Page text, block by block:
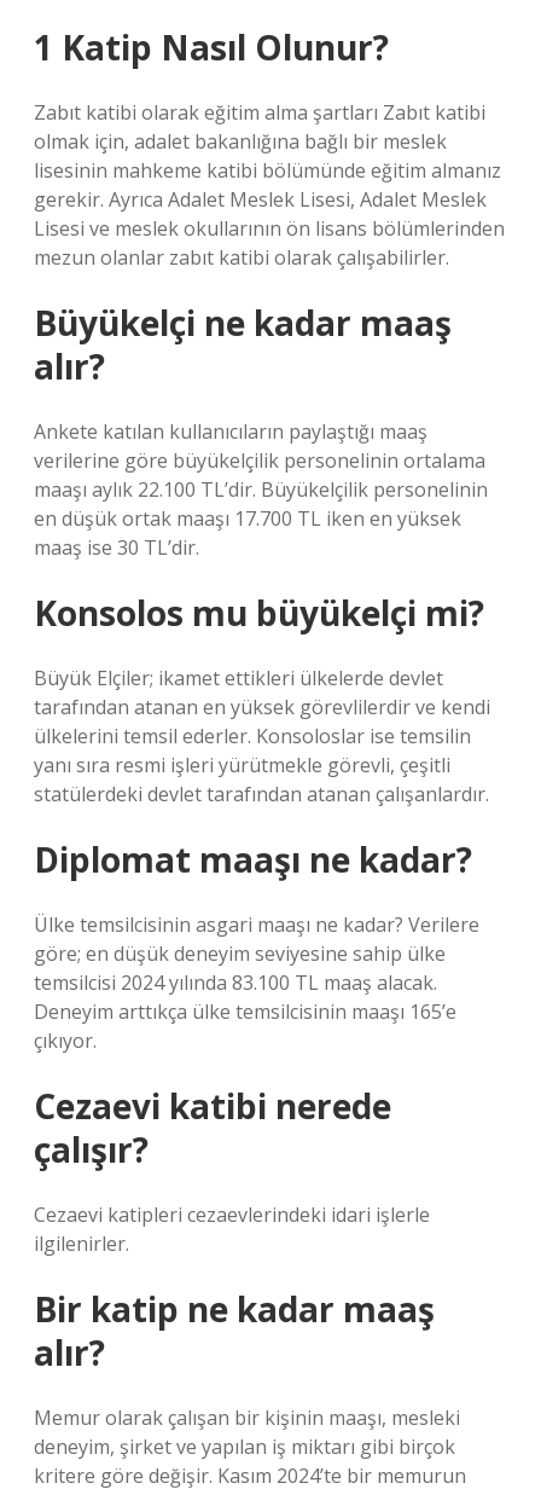
1 Katip Nasıl Olunur?
Zabıt katibi olarak eğitim alma şartları Zabıt katibi
olmak için, adalet bakanlığına bağlı bir meslek
lisesinin mahkeme katibi bölümünde eğitim almanız
gerekir. Ayrıca Adalet Meslek Lisesi, Adalet Meslek
Lisesi ve meslek okullarının ön lisans bölümlerinden
mezun olanlar zabıt katibi olarak çalışabilirler.
Büyükelçi ne kadar maaş
alır?
Ankete katılan kullanıcıların paylaştığı maaş
verilerine göre büyükelçilik personelinin ortalama
maaşı aylık 22.100 TL’dir. Büyükelçilik personelinin
en düşük ortak maaşı 17.700 TL iken en yüksek
maaş ise 30 TL’dir.
Konsolos mu büyükelçi mi?
Büyük Elçiler; ikamet ettikleri ülkelerde devlet
tarafından atanan en yüksek görevlilerdir ve kendi
ülkelerini temsil ederler. Konsoloslar ise temsilin
yanı sıra resmi işleri yürütmekle görevli, çeşitli
statülerdeki devlet tarafından atanan çalışanlardır.
Diplomat maaşı ne kadar?
Ülke temsilcisinin asgari maaşı ne kadar? Verilere
göre; en düşük deneyim seviyesine sahip ülke
temsilcisi 2024 yılında 83.100 TL maaş alacak.
Deneyim arttıkça ülke temsilcisinin maaşı 165’e
çıkıyor.
Cezaevi katibi nerede
çalışır?
Cezaevi katipleri cezaevlerindeki idari işlerle
ilgilenirler.
Bir katip ne kadar maaş
alır?
Memur olarak çalışan bir kişinin maaşı, mesleki
deneyim, şirket ve yapılan iş miktarı gibi birçok
kritere göre değişir. Kasım 2024’te bir memurun